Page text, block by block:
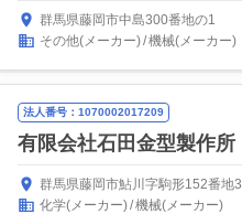
群馬県藤岡市中島300番地の1
その他(メーカー) 機械(メーカー)
法人番号：1070002017209
有限会社石田金型製作所
群馬県藤岡市鮎川字駒形152番地3
化学(メーカー) 機械(メーカー)